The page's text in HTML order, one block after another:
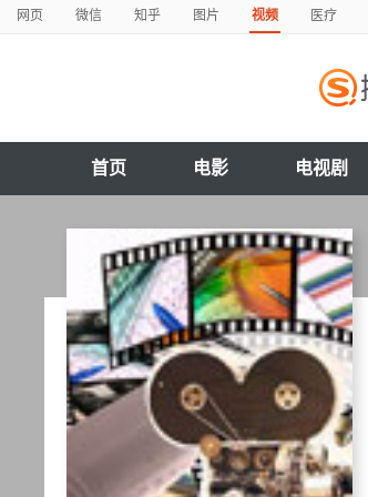
网页 微信 知乎 图片 视频 医疗
首页 电影 电视剧